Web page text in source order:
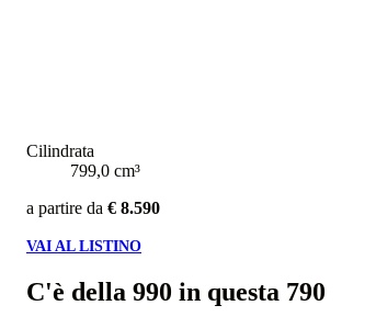
Cilindrata
799,0 cm³
a partire da € 8.590
VAI AL LISTINO
C'è della 990 in questa 790